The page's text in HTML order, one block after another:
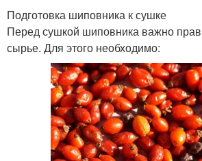
Подготовка шиповника к сушке
Перед сушкой шиповника важно
сырье. Для этого необходимо: